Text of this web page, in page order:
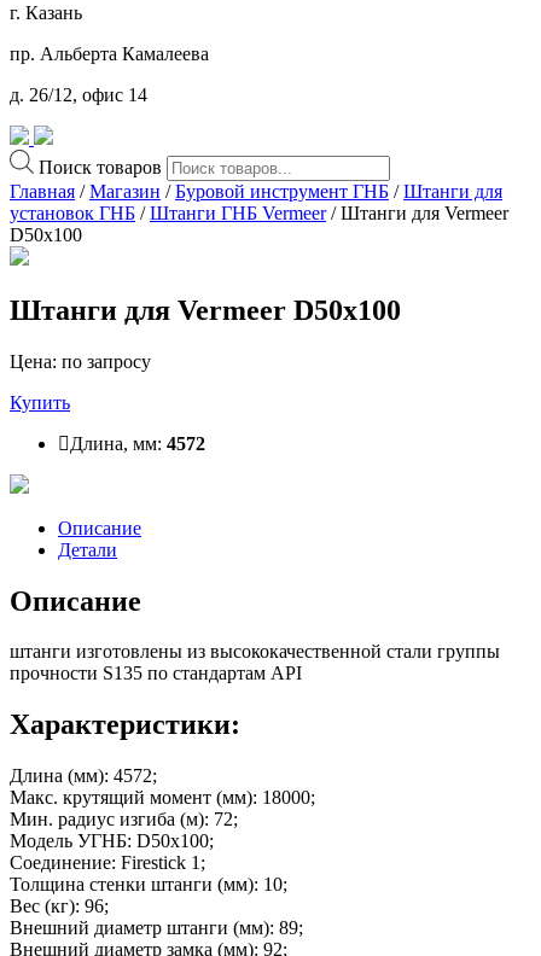
г. Казань
пр. Альберта Камалеева
д. 26/12, офис 14
Поиск товаров
Главная /Магазин /Буровой инструмент ГНБ /Штанги для
установок ГНБ /Штанги ГНБ Vermeer/ Штанги для Vermeer
D50x100
Штанги для Vermeer D50x100
Цена: по запросу
Купить
Длина, мм: 4572
Описание
Детали
Описание
штанги изготовлены из высококачественной стали группы
прочности S135 по стандартам API
Характеристики:
Длина (мм): 4572;
Макс. крутящий момент (мм): 18000;
Мин. радиус изгиба (м): 72;
Модель УГНБ: D50x100;
Соединение: Firestick 1;
Толщина стенки штанги (мм): 10;
Вес (кг): 96;
Внешний диаметр штанги (мм): 89;
Внешний диаметр замка (мм): 92;